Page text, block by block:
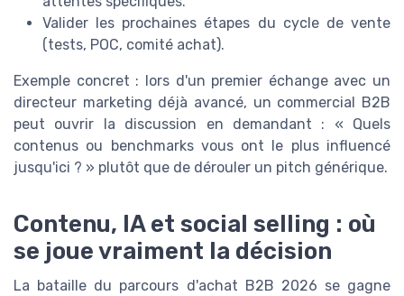
Valider les prochaines étapes du cycle de vente
(tests, POC, comité achat).
Exemple concret : lors d'un premier échange avec un
directeur marketing déjà avancé, un commercial B2B
peut ouvrir la discussion en demandant : « Quels
contenus ou benchmarks vous ont le plus influencé
jusqu'ici ? » plutôt que de dérouler un pitch générique.
Contenu, IA et social selling : où
se joue vraiment la décision
La bataille du parcours d'achat B2B 2026 se gagne